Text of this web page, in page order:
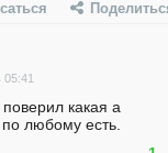
05:41
какая а
по любому есть.